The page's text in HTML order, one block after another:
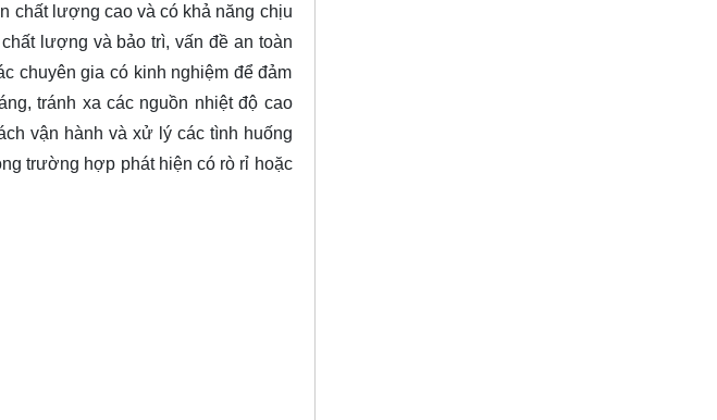
chất lượng cao và có khả năng chịu
lượng và bảo trì, vấn đề an toàn
chuyên gia có kinh nghiệm để đảm
tránh xa các nguồn nhiệt độ cao
vận hành và xử lý các tình huống
trường hợp phát hiện có rò rỉ hoặc